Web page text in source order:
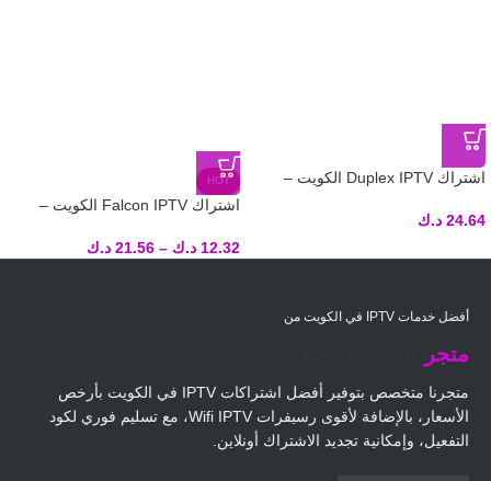
اشتراك Duplex IPTV الكويت –
24.64 د.ك
HOT
اشتراك Falcon IPTV الكويت –
12.32 د.ك –
21.56 د.ك
أفضل خدمات IPTV في الكويت من
متجر
متجرنا متخصص بتوفير أفضل اشتراكات IPTV في الكويت بأرخص
الأسعار، بالإضافة لأقوى رسيفرات Wifi IPTV، مع تسليم فوري لكود
التفعيل، وإمكانية تجديد الاشتراك أونلاين.